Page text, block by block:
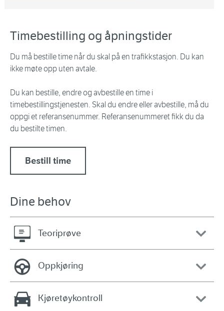
Timebestilling og åpningstider
Du må bestille time når du skal på en trafikkstasjon. Du kan
ikke møte opp uten avtale.
Du kan bestille, endre og avbestille en time i
timebestillingstjenesten. Skal du endre eller avbestille, må du
oppgi et referansenummer. Referansenummeret fikk du da
du bestilte timen.
Bestill time
Dine behov
Teoriprøve
Oppkjøring
Kjøretøykontroll